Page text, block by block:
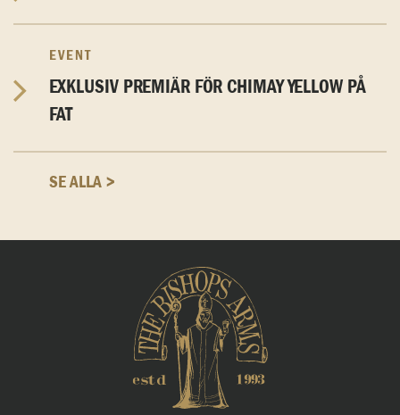
EVENT
EXKLUSIV PREMIÄR FÖR CHIMAY YELLOW PÅ
FAT
SE ALLA >